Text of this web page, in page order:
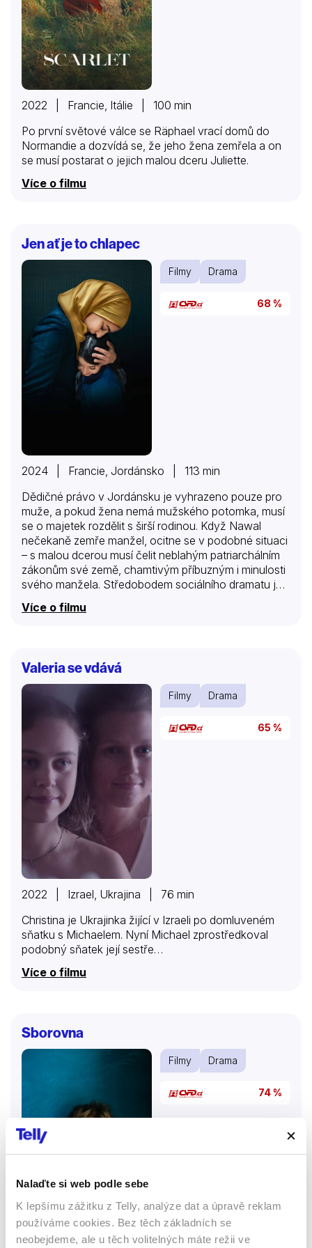
Nalaďte si web podle sebe
K lepšímu zážitku z Telly, analýze dat a úpravě reklam
používáme cookies. Bez těch základních se
neobejdeme, ale u těch volitelných máte režii ve
2022 | Francie, Itálie | 100 min
Po první světové válce se Räphael vrací domů do
Normandie a dozvídá se, že jeho žena zemřela a on
se musí postarat o jejich malou dceru Juliette.
Více o filmu
Jen ať je to chlapec
Filmy Drama
68 %
2024 | Francie, Jordánsko | 113 min
Dědičné právo v Jordánsku je vyhrazeno pouze pro
muže, a pokud žena nemá mužského potomka, musí
se o majetek rozdělit s širší rodinou. Když Nawal
nečekaně zemře manžel, ocitne se v podobné situaci
– s malou dcerou musí čelit neblahým patriarchálním
zákonům své země, chamtivým příbuzným i minulosti
svého manžela. Středobodem sociálního dramatu je
emocí v postavě, která se učí řídit nejen auto, ale i
Více o filmu
Valeria se vdává
Filmy Drama
65 %
2022 | Izrael, Ukrajina | 76 min
Christina je Ukrajinka žijící v Izraeli po domluveném
sňatku s Michaelem. Nyní Michael zprostředkoval
podobný sňatek její sestře…
Více o filmu
Sborovna
Filmy Drama
74 %